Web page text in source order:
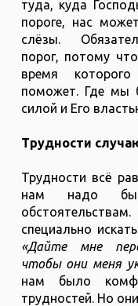
туда, куда
пороге, нас
слёзы.
порог, потому
время
поможет. Где мы
силой и Его
Трудности
Трудности всё
нам надо
специально
«Дайте мне
чтобы они меня
нам было
трудностей. Но